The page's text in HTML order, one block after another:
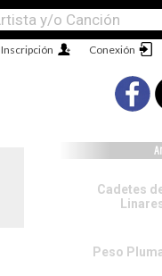
Conexión
Inscripción
Cadetes
Peso